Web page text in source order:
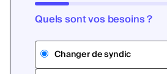
Quels sont vos besoins ?
Changer de syndic